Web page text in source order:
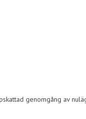
genomgång av